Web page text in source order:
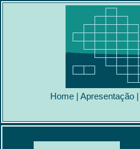
Home | Apresentação |